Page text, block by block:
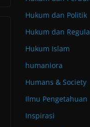
Hukum dan Politik
Hukum dan
Hukum Islam
humaniora
Humans & Society
Ilmu Pengetahuan
Inspirasi